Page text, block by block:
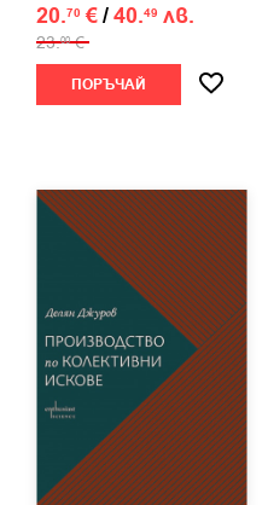
20.70 €/40.49 лв.
23.00 €
ПОРЪЧАЙ